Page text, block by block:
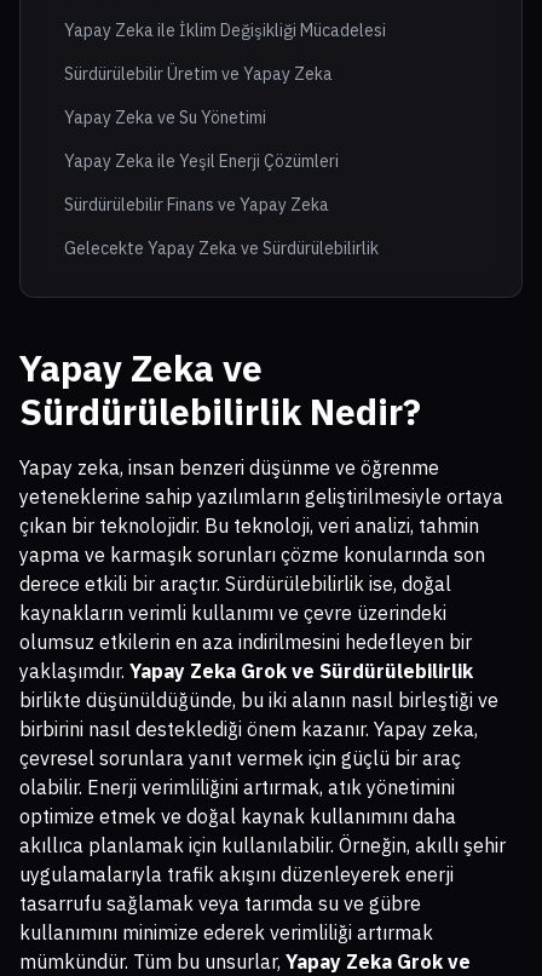
Yapay Zeka ile İklim Değişikliği Mücadelesi
Sürdürülebilir Üretim ve Yapay Zeka
Yapay Zeka ve Su Yönetimi
Yapay Zeka ile Yeşil Enerji Çözümleri
Sürdürülebilir Finans ve Yapay Zeka
Gelecekte Yapay Zeka ve Sürdürülebilirlik
Yapay Zeka ve
Sürdürülebilirlik Nedir?
Yapay zeka, insan benzeri düşünme ve öğrenme
yeteneklerine sahip yazılımların geliştirilmesiyle ortaya
çıkan bir teknolojidir. Bu teknoloji, veri analizi, tahmin
yapma ve karmaşık sorunları çözme konularında son
derece etkili bir araçtır. Sürdürülebilirlik ise, doğal
kaynakların verimli kullanımı ve çevre üzerindeki
olumsuz etkilerin en aza indirilmesini hedefleyen bir
yaklaşımdır. Yapay Zeka Grok ve Sürdürülebilirlik
birlikte düşünüldüğünde, bu iki alanın nasıl birleştiği ve
birbirini nasıl desteklediği önem kazanır. Yapay zeka,
çevresel sorunlara yanıt vermek için güçlü bir araç
olabilir. Enerji verimliliğini artırmak, atık yönetimini
optimize etmek ve doğal kaynak kullanımını daha
akıllıca planlamak için kullanılabilir. Örneğin, akıllı şehir
uygulamalarıyla trafik akışını düzenleyerek enerji
tasarrufu sağlamak veya tarımda su ve gübre
kullanımını minimize ederek verimliliği artırmak
mümkündür. Tüm bu unsurlar, Yapay Zeka Grok ve